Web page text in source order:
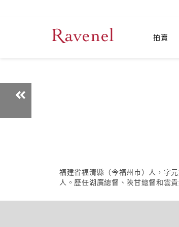
拍賣
福建省福清縣（今福州市）人，字
人。歷任湖廣總督、陝甘總督和雲